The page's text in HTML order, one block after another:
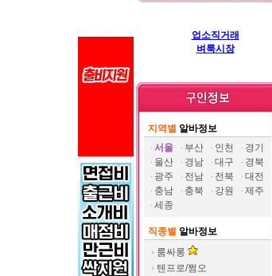
업소직거래
벼룩시장
지역별 알바정보
서울
부산 인천
경기
울산
경남 대구
경북
광주
전남 전북
대전
충남
충북 강원
제주
세종
직종별 알바정보
룸싸롱
텐프로/쩜오